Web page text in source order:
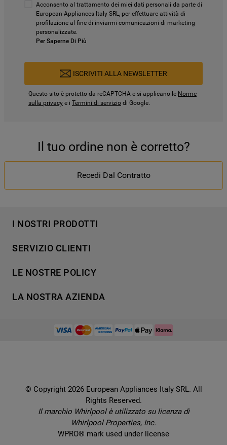
Acconsento al trattamento dei miei dati personali da parte di
European Appliances Italy SRL, per effettuare attività di
profilazione al fine di inviarmi comunicazioni di marketing
personalizzate.
Per Saperne Di Più
ISCRIVITI ALLA NEWSLETTER
Questo sito è protetto da reCAPTCHA e si applicano le Norme
sulla privacy e i Termini di servizio di Google.
Il tuo ordine non è corretto?
Recedi Dal Contratto
I NOSTRI PRODOTTI
Refrigerazione
Cottura
Aria condizionata
Ricette
SERVIZIO CLIENTI
Supporto
Contatti
Service locator
Domande frequenti
Sul sicuro
LE NOSTRE POLICY
Cookie Policy
Etichette energetiche e schede prodotto
Codice etico
Dichiarazione di accessibilità
Preferenze Cookie
LA NOSTRA AZIENDA
Lavora con noi
© Copyright 2026 European Appliances Italy SRL. All
Rights Reserved.
Il marchio Whirlpool è utilizzato su licenza di
Whirlpool Properties, Inc.
WPRO® mark used under license